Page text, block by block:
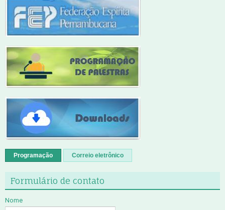
Programação Correio eletrônico
Formulário de contato
Nome